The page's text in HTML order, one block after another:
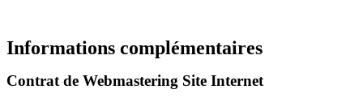
Informations complémentaires
Contrat de Webmastering Site Internet